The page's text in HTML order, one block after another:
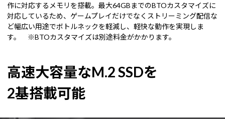
作に対応するメモリを搭載。最大64GBまでのBTOカスタマイズに
対応しているため、ゲームプレイだけでなくストリーミング配信な
ど幅広い用途でボトルネックを軽減し、軽快な動作を実現しま
す。 ※BTOカスタマイズは別途料金がかかります。
高速大容量なM.2 SSDを
2基搭載可能